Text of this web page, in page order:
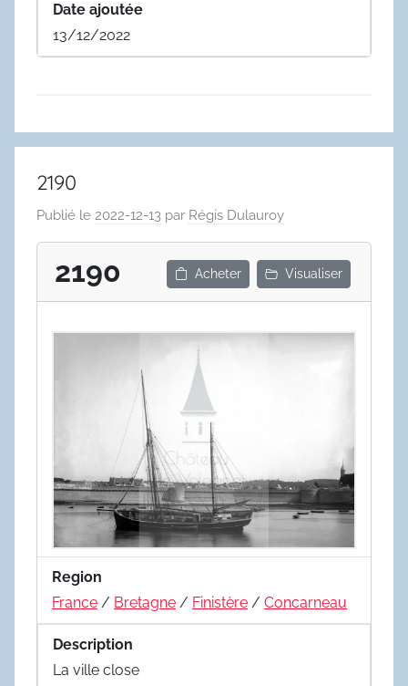
Date ajoutée
13/12/2022
2190
Publié le 2022-12-13 par Régis Dulauroy
2190 Acheter Visualiser
Region
France / Bretagne / Finistère / Concarneau
Description
La ville close